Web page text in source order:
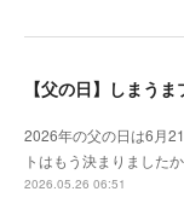
2026年の父の日は6月
トはもう決まりました
2026.05.26 06:51